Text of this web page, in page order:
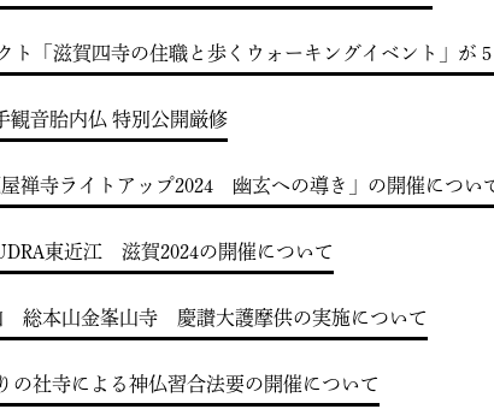
クト「滋賀四寺の住職と歩くウォーキングイベント」が
観音胎内仏 特別公開厳修
屋禅寺ライトアップ2024 幽玄への導き」の開催につい
東近江 滋賀2024の開催について
総本山金峯山寺 慶讃大護摩供の実施について
の社寺による神仏習合法要の開催について